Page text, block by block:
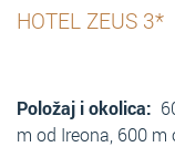
HOTEL ZEUS 3*
Položaj i okolica:
m od Ireona, 600